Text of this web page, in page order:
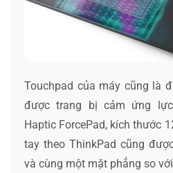
Touchpad của máy cũng là
được trang bị cảm ứng
Haptic ForcePad, kích thước
tay theo ThinkPad cũng
và cùng một mặt phẳng so